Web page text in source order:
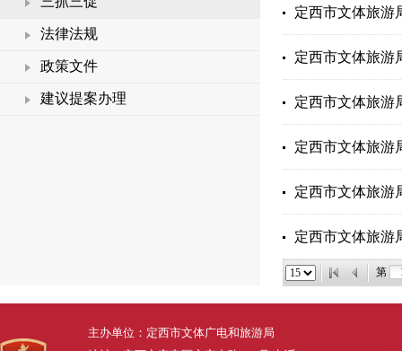
法律法规
政策文件
建议提案办理
定西市文体旅游
定西市文体旅游
定西市文体旅游
定西市文体旅游
定西市文体旅游
定西市文体旅游
第
主办单位：定西市文体广电和旅游局